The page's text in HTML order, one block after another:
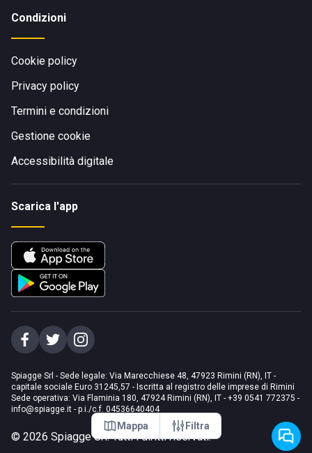
Mappa Filtra
Condizioni
Cookie policy
Privacy policy
Termini e condizioni
Gestione cookie
Accessibilità digitale
Scarica l'app
Spiagge Srl - Sede legale: Via Marecchiese 48, 47923 Rimini (RN), IT -
capitale sociale Euro 31245,57 - Iscritta al registro delle imprese di Rimini
Sede operativa: Via Flaminia 180, 47924 Rimini (RN), IT - +39 0541 772375 -
info@spiagge.it - p.i./c.f. 04536640404
© 2026 Spiagge Srl. Tutti i diritti riservati.